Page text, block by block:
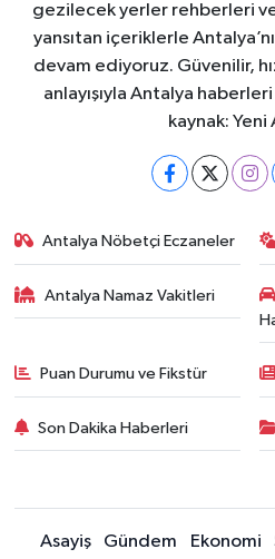
gezilecek yerler rehberleri
yansıtan içeriklerle
devam ediyoruz. Güvenilir,
anlayışıyla Antalya
kaynak: Yeni
Antalya Nöbetçi Eczaneler
Antalya Namaz Vakitleri
Puan Durumu ve Fikstür
Son Dakika Haberleri
Asayiş Gündem Ekonomi